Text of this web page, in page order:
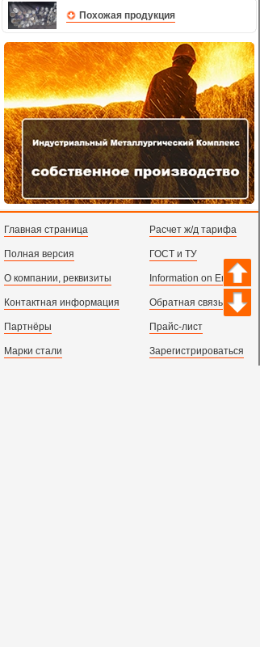
Похожая продукция
Главная страница
Полная версия
О компании, реквизиты
Контактная информация
Партнёры
Марки стали
Расчет ж/д тарифа
ГОСТ и ТУ
Information on English
Обратная связь
Прайс-лист
Зарегистрироваться